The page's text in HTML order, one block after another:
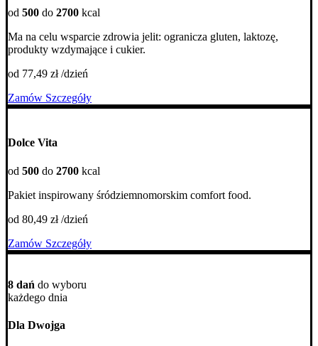
od 500 do 2700 kcal
Ma na celu wsparcie zdrowia jelit: ogranicza gluten, laktozę,
produkty wzdymające i cukier.
od 77,49 zł /dzień
Zamów Szczegóły
Dolce Vita
od 500 do 2700 kcal
Pakiet inspirowany śródziemnomorskim comfort food.
od 80,49 zł /dzień
Zamów Szczegóły
8 dań do wyboru
każdego dnia
Dla Dwojga